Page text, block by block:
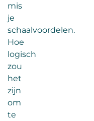
mis
je
schaalvoordelen.
Hoe
logisch
zou
het
zijn
om
te